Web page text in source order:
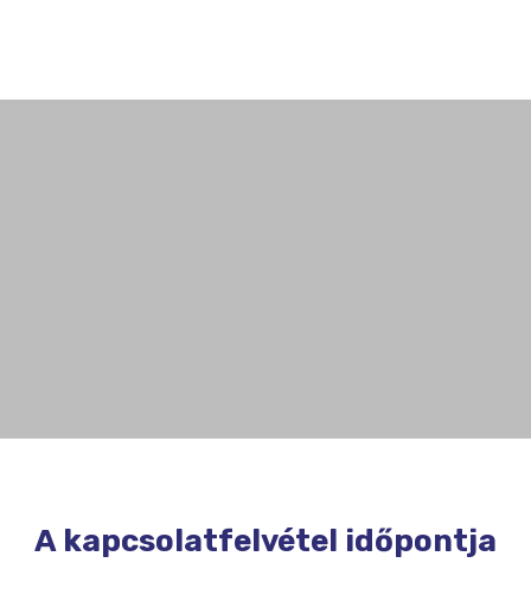
A kapcsolatfelvétel időpontja